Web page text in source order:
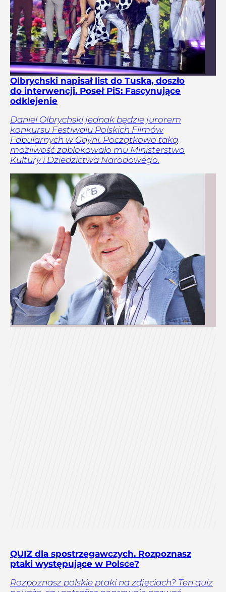
Olbrychski napisał list do Tuska, doszło
do interwencji. Poseł PiS: Fascynujące
odklejenie
Daniel Olbrychski jednak będzie jurorem
konkursu Festiwalu Polskich Filmów
Fabularnych w Gdyni. Początkowo taką
możliwość zablokowało mu Ministerstwo
Kultury i Dziedzictwa Narodowego.
QUIZ dla spostrzegawczych. Rozpoznasz
ptaki występujące w Polsce?
Rozpoznasz polskie ptaki na zdjęciach? Ten quiz